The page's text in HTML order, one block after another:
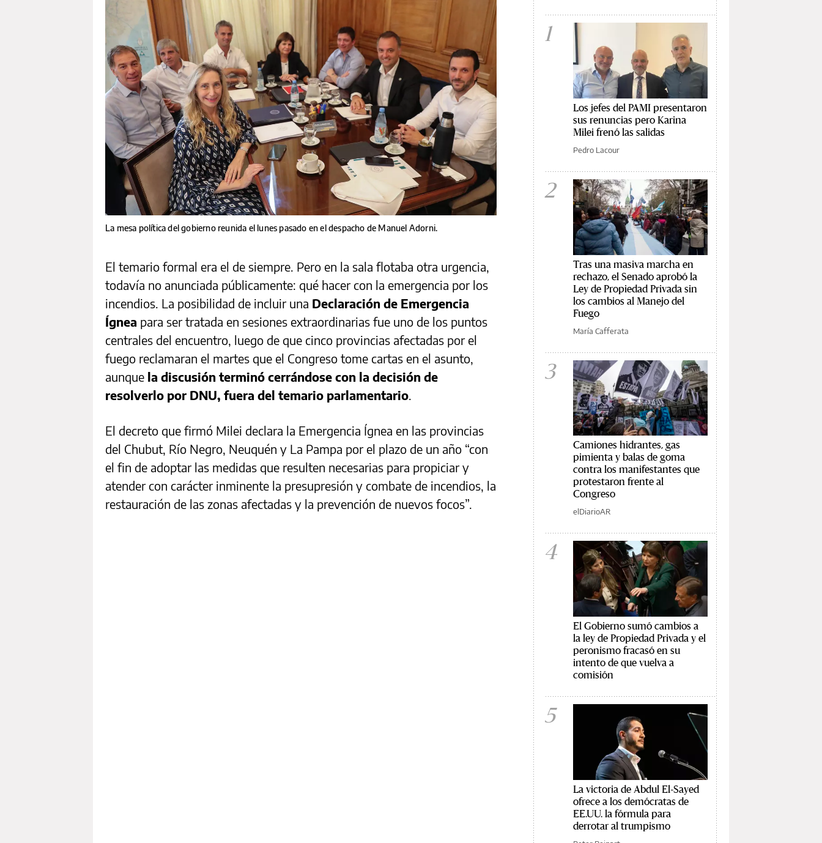
La mesa política del gobierno reunida el lunes pasado en el despacho de Manuel Adorni.
El temario formal era el de siempre. Pero en la sala flotaba otra urgencia,
todavía no anunciada públicamente: qué hacer con la emergencia por los
incendios. La posibilidad de incluir una Declaración de Emergencia
Ígnea para ser tratada en sesiones extraordinarias fue uno de los puntos
centrales del encuentro, luego de que cinco provincias afectadas por el
fuego reclamaran el martes que el Congreso tome cartas en el asunto,
aunque la discusión terminó cerrándose con la decisión de
resolverlo por DNU, fuera del temario parlamentario.
El decreto que firmó Milei declara la Emergencia Ígnea en las provincias
del Chubut, Río Negro, Neuquén y La Pampa por el plazo de un año “con
el fin de adoptar las medidas que resulten necesarias para propiciar y
atender con carácter inminente la presupresión y combate de incendios, la
restauración de las zonas afectadas y la prevención de nuevos focos”.
1
Los jefes del PAMI presentaron
sus renuncias pero Karina
Milei frenó las salidas
Pedro Lacour
2
Tras una masiva marcha en
rechazo, el Senado aprobó la
Ley de Propiedad Privada sin
los cambios al Manejo del
Fuego
María Cafferata
3
Camiones hidrantes, gas
pimienta y balas de goma
contra los manifestantes que
protestaron frente al
Congreso
elDiarioAR
4
El Gobierno sumó cambios a
la ley de Propiedad Privada y el
peronismo fracasó en su
intento de que vuelva a
comisión
5
La victoria de Abdul El-Sayed
ofrece a los demócratas de
EE.UU. la fórmula para
derrotar al trumpismo